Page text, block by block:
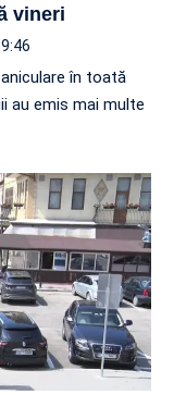
vineri
în toată
au emis mai multe